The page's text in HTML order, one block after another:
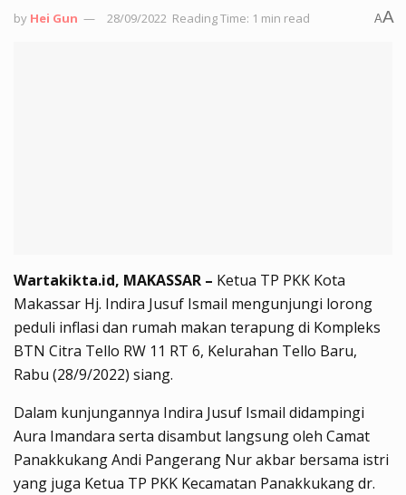
by Hei Gun 28/09/2022 Reading Time: 1 min read AA
Wartakikta.id, MAKASSAR – Ketua TP PKK Kota
Makassar Hj. Indira Jusuf Ismail mengunjungi lorong
peduli inflasi dan rumah makan terapung di Kompleks
BTN Citra Tello RW 11 RT 6, Kelurahan Tello Baru,
Rabu (28/9/2022) siang.
Dalam kunjungannya Indira Jusuf Ismail didampingi
Aura Imandara serta disambut langsung oleh Camat
Panakkukang Andi Pangerang Nur akbar bersama istri
yang juga Ketua TP PKK Kecamatan Panakkukang dr.